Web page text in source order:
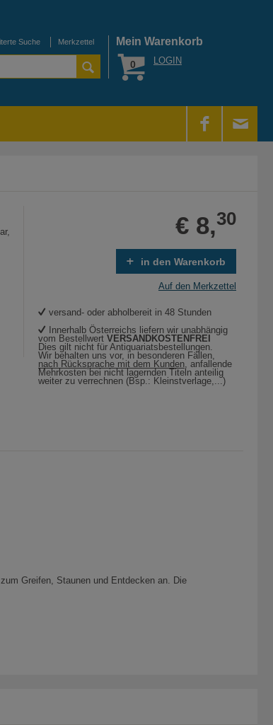
Suche Merkzettel Mein Warenkorb
0 LOGIN
€ 8,30
in den Warenkorb
Auf den Merkzettel
versand- oder abholbereit in 48 Stunden
Innerhalb Österreichs liefern wir unabhängig
vom Bestellwert VERSANDKOSTENFREI
Dies gilt nicht für Antiquariatsbestellungen.
Wir behalten uns vor, in besonderen Fällen,
nach Rücksprache mit dem Kunden, anfallende
Mehrkosten bei nicht lagernden Titeln anteilig
weiter zu verrechnen (Bsp.: Kleinstverlage,...)
Greifen, Staunen und Entdecken an. Die